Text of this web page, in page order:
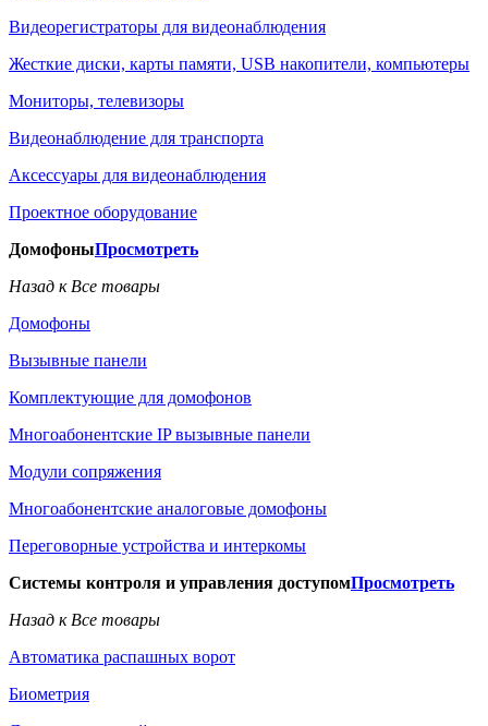
Видеорегистраторы для видеонаблюдения
Жесткие диски, карты памяти, USB накопители, компьютеры
Мониторы, телевизоры
Видеонаблюдение для транспорта
Аксессуары для видеонаблюдения
Проектное оборудование
ДомофоныПросмотреть
Назад к Все товары
Домофоны
Вызывные панели
Комплектующие для домофонов
Многоабонентские IP вызывные панели
Модули сопряжения
Многоабонентские аналоговые домофоны
Переговорные устройства и интеркомы
Системы контроля и управления доступомПросмотреть
Назад к Все товары
Автоматика распашных ворот
Биометрия